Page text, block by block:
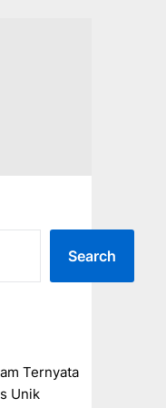
Search
Ternyata
Unik